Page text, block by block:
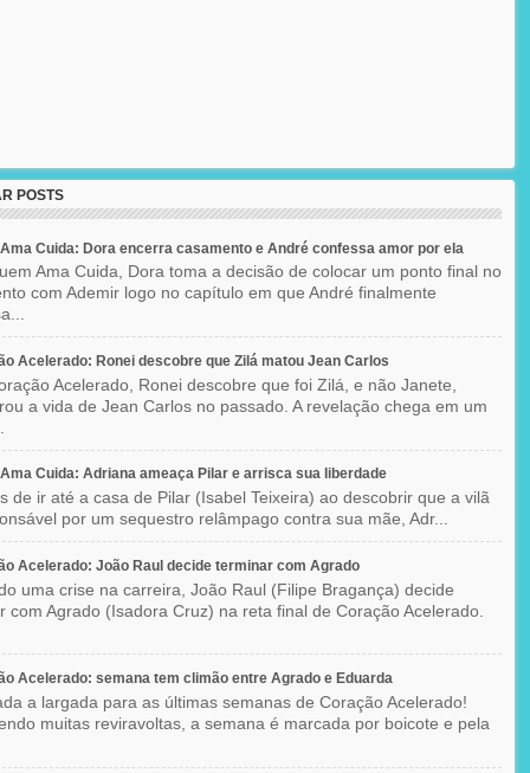
POSTS
Cuida: Dora encerra casamento e André confessa amor por ela
Ama Cuida, Dora toma a decisão de colocar um ponto final no
com Ademir logo no capítulo em que André finalmente
Acelerado: Ronei descobre que Zilá matou Jean Carlos
Acelerado, Ronei descobre que foi Zilá, e não Janete,
a vida de Jean Carlos no passado. A revelação chega em um
Cuida: Adriana ameaça Pilar e arrisca sua liberdade
de ir até a casa de Pilar (Isabel Teixeira) ao descobrir que a vilã
por um sequestro relâmpago contra sua mãe, Adr...
Acelerado: João Raul decide terminar com Agrado
uma crise na carreira, João Raul (Filipe Bragança) decide
com Agrado (Isadora Cruz) na reta final de Coração Acelerado.
Acelerado: semana tem climão entre Agrado e Eduarda
a largada para as últimas semanas de Coração Acelerado!
muitas reviravoltas, a semana é marcada por boicote e pela